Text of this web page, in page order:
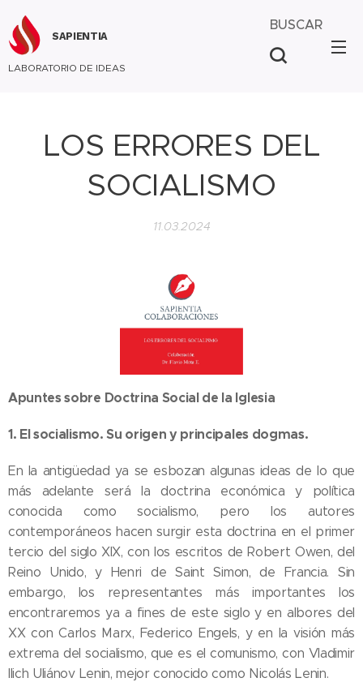
SAPIENTIA
LABORATORIO DE IDEAS
BUSCAR
LOS ERRORES DEL
SOCIALISMO
11.03.2024
Apuntes sobre Doctrina Social de la Iglesia
1. El socialismo. Su origen y principales dogmas.
En la antigüedad ya se esbozan algunas ideas de lo que
más adelante será la doctrina económica y política
conocida como socialismo, pero los autores
contemporáneos hacen surgir esta doctrina en el primer
tercio del siglo XIX, con los escritos de Robert Owen, del
Reino Unido, y Henri de Saint Simon, de Francia. Sin
embargo, los representantes más importantes los
encontraremos ya a fines de este siglo y en albores del
XX con Carlos Marx, Federico Engels, y en la visión más
extrema del socialismo, que es el comunismo, con Vladimir
Ilich Uliánov Lenin, mejor conocido como Nicolás Lenin.